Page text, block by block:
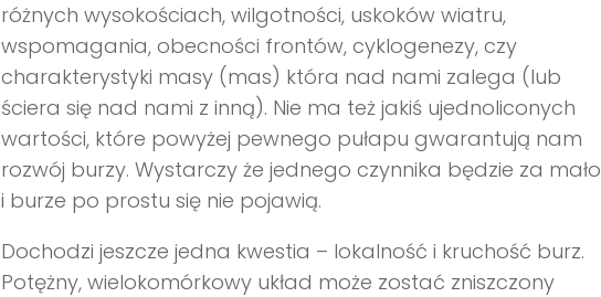
różnych wysokościach, wilgotności, uskoków wiatru,
wspomagania, obecności frontów, cyklogenezy, czy
charakterystyki masy (mas) która nad nami zalega (lub
ściera się nad nami z inną). Nie ma też jakiś ujednoliconych
wartości, które powyżej pewnego pułapu gwarantują nam
rozwój burzy. Wystarczy że jednego czynnika będzie za mało
i burze po prostu się nie pojawią.
Dochodzi jeszcze jedna kwestia – lokalność i kruchość burz.
Potężny, wielokomórkowy układ może zostać zniszczony